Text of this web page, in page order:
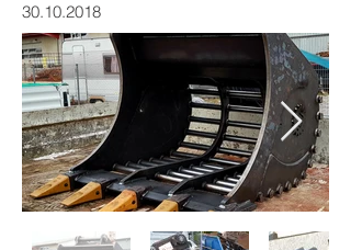
30.10.2018